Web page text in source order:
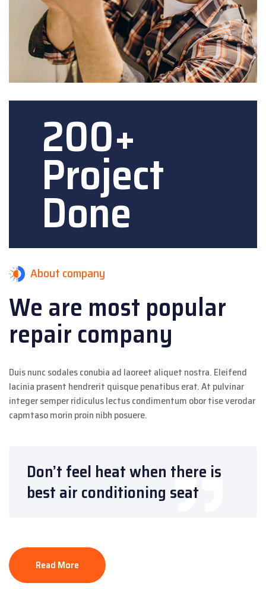
200+
Project
Done
About company
We are most popular
repair company
Duis nunc sodales conubia ad laoreet aliquet nostra. Eleifend
lacinia prasent hendrerit quisque penatibus erat. At pulvinar
integer semper ridiculus lectus condimentum obor tise verodar
capmtaso morin proin nibh posuere.
Don’t feel heat when there is
best air conditioning seat
Read More